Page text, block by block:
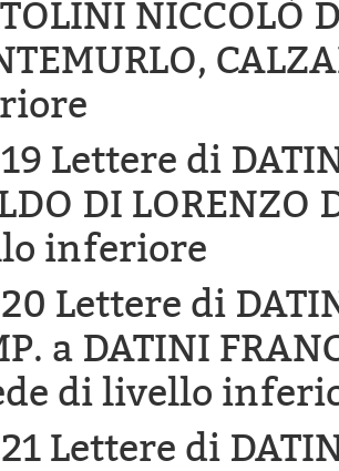
NICCOLÒ
Lettere di
DI LORENZO
inferiore
Lettere di
a DATINI
di livello
Lettere di